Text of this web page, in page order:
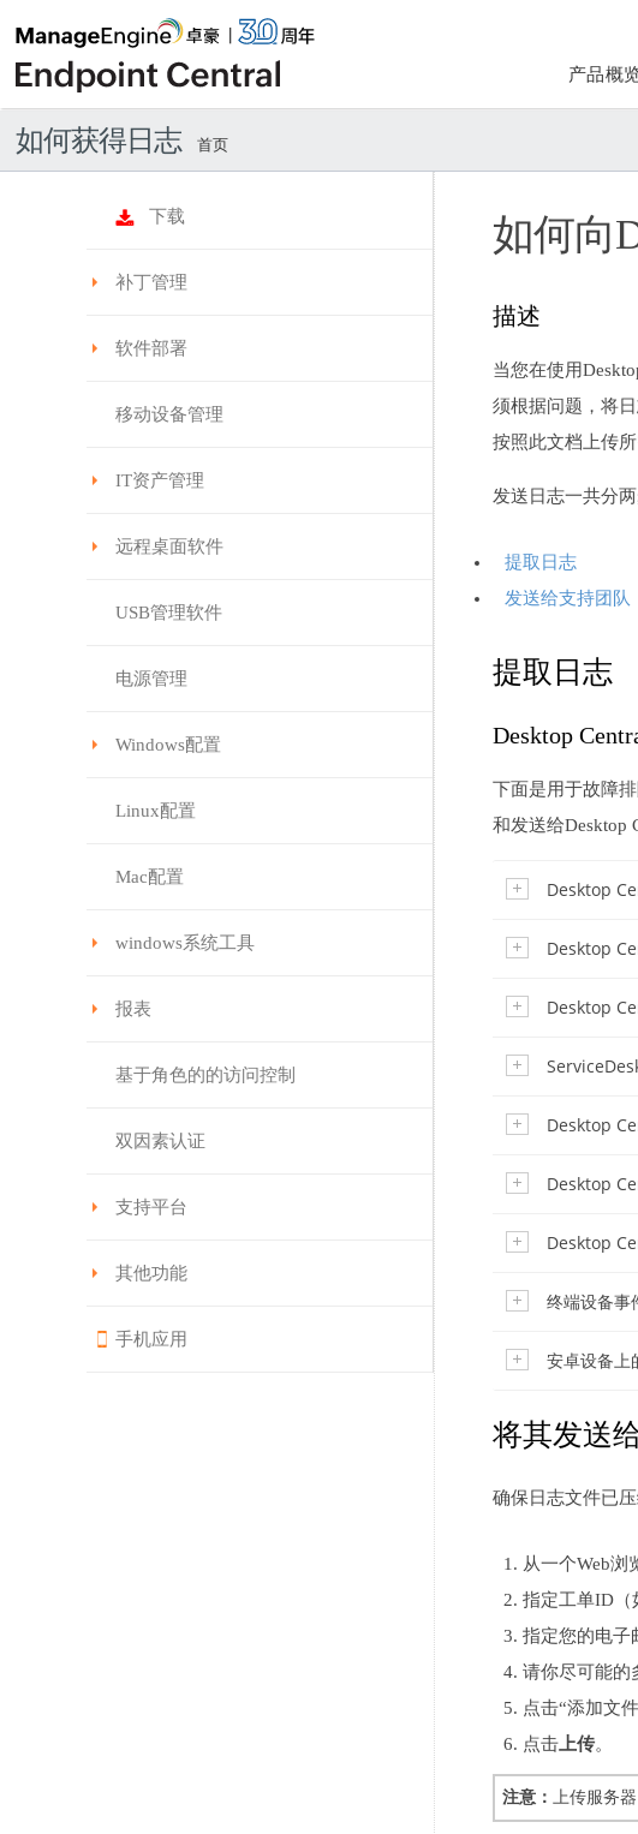
产品概
如何获得日志 首页
下载
补丁管理
软件部署
移动设备管理
IT资产管理
远程桌面软件
USB管理软件
电源管理
Windows配置
Linux配置
Mac配置
windows系统工具
报表
基于角色的的访问控制
双因素认证
支持平台
其他功能
手机应用
如何向
描述
当您在使用
须根据问题，将
按照此文档上传
发送日志一共分两
提取日志
发送给支持团队
提取日志
Desktop
下面是用于故障
和发送给Desktop
Desktop
Desktop
Desktop
Desktop
Desktop
Desktop
终端设备事
安卓设备
将其发送
确保日志文件已
从一个Web浏
指定工单ID（
指定您的电子
请你尽可能的
点击“添加文
点击 上传。
注意： 上传服务